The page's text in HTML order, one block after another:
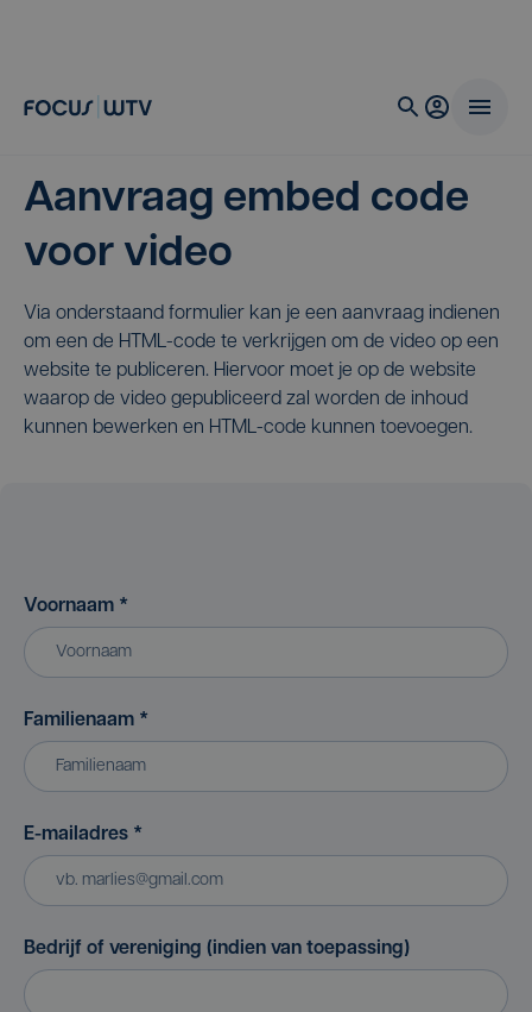
Aanvraag embed code
voor video
Via onderstaand formulier kan je een aanvraag indienen
om een de HTML-code te verkrijgen om de video op een
website te publiceren. Hiervoor moet je op de website
waarop de video gepubliceerd zal worden de inhoud
kunnen bewerken en HTML-code kunnen toevoegen.
Voornaam *
Familienaam *
E-mailadres *
Bedrijf of vereniging (indien van toepassing)